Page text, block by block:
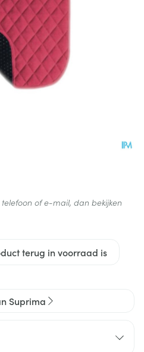
terug in voorraad is
of e-mail, dan bekijken
Suprima